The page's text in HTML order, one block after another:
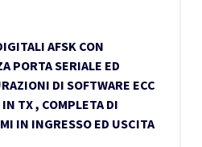
AFSK CON
PORTA SERIALE ED
DI SOFTWARE ECC
TX , COMPLETA DI
IN INGRESSO ED USCITA